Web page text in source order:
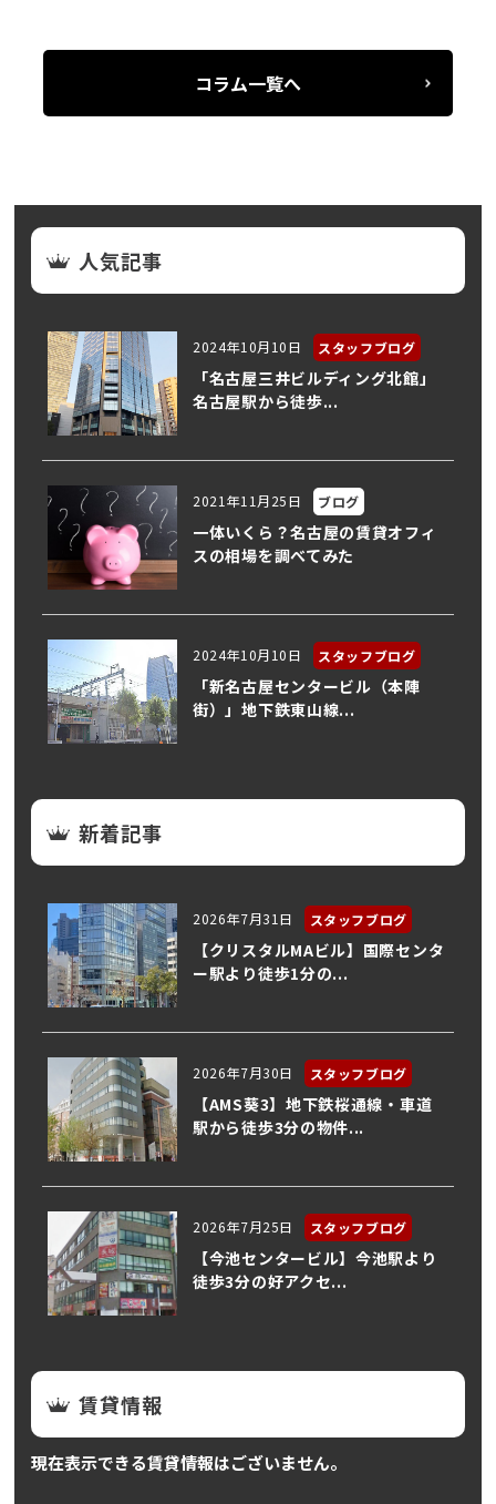
コラム一覧へ
人気記事
2024年10月10日 スタッフブログ
「名古屋三井ビルディング北館」
名古屋駅から徒歩...
2021年11月25日 ブログ
一体いくら？名古屋の賃貸オフィ
スの相場を調べてみた
2024年10月10日 スタッフブログ
「新名古屋センタービル（本陣
街）」地下鉄東山線...
新着記事
2026年7月31日 スタッフブログ
【クリスタルMAビル】国際センタ
ー駅より徒歩1分の...
2026年7月30日 スタッフブログ
【AMS葵3】地下鉄桜通線・車道
駅から徒歩3分の物件...
2026年7月25日 スタッフブログ
【今池センタービル】今池駅より
徒歩3分の好アクセ...
賃貸情報
現在表示できる賃貸情報はございません。